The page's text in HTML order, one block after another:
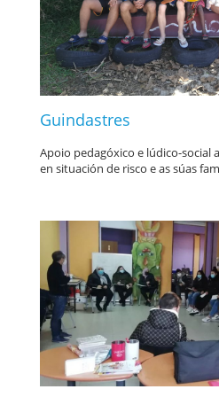
Guindastres
Apoio pedagóxico e lúdico-social
en situación de risco e as súas